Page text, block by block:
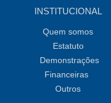
INSTITUCIONAL
Quem somos
Estatuto
Demonstrações
Financeiras
Outros